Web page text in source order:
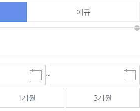
예규
시
작
일
선
~
마
감
선
1개월 3개월